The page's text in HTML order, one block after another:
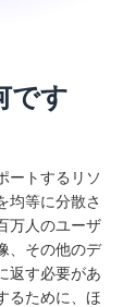
です
ートするリソ
均等に分散さ
万人のユーザ
、その他のデ
返す必要があ
るために、ほ